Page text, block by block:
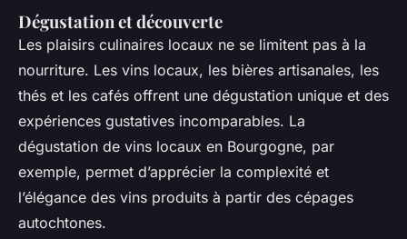
Dégustation et découverte
Les plaisirs culinaires locaux ne se limitent pas à la
nourriture. Les vins locaux, les bières artisanales, les
thés et les cafés offrent une dégustation unique et des
expériences gustatives incomparables. La
dégustation de vins locaux en Bourgogne, par
exemple, permet d’apprécier la complexité et
l’élégance des vins produits à partir des cépages
autochtones.